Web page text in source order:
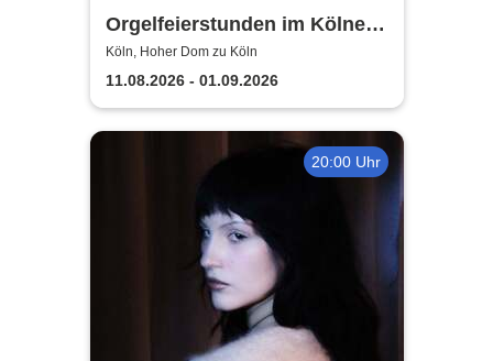
Orgelfeierstunden im Kölner
Dom
Köln, Hoher Dom zu Köln
11.08.2026 - 01.09.2026
20:00 Uhr